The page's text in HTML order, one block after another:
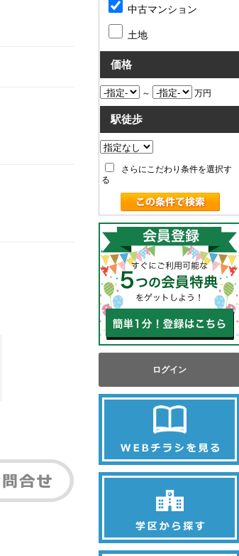
中古マンション
土地
価格
～ 万円
駅徒歩
さらにこだわり条件を選択す
る
ログイン